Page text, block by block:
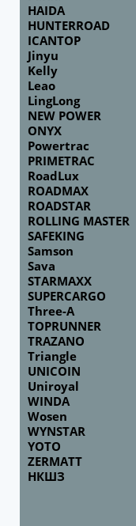
HAIDA
HUNTERROAD
ICANTOP
Jinyu
Kelly
Leao
LingLong
NEW POWER
ONYX
Powertrac
PRIMETRAC
RoadLux
ROADMAX
ROADSTAR
ROLLING MASTER
SAFEKING
Samson
Sava
STARMAXX
SUPERCARGO
Three-A
TOPRUNNER
TRAZANO
Triangle
UNICOIN
Uniroyal
WINDA
Wosen
WYNSTAR
YOTO
ZERMATT
НКШЗ